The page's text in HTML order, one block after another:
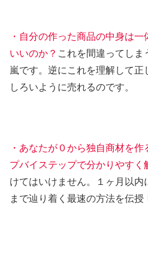
・自分の作った商品の中身は
いいのか？ これを間違ってし
嵐です。逆にこれを理解して正
しろいように売れるのです。
・あなたが０から独自商材を
プバイステップで分かりやすく
けてはいけません。１ヶ月以
まで辿り着く最速の方法を伝授